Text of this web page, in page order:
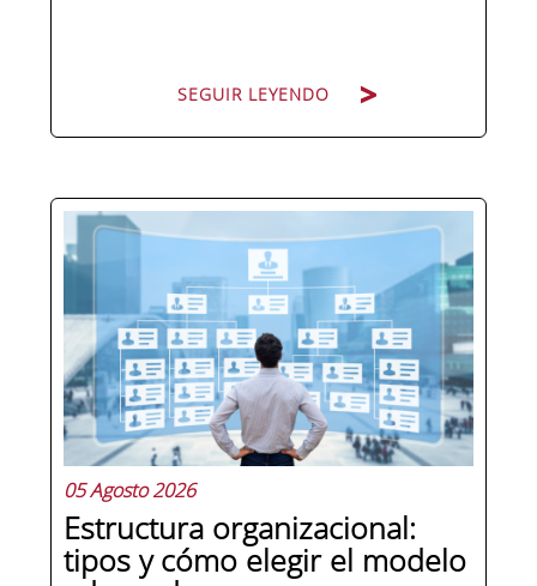
SEGUIR LEYENDO
Pocas figuras han ganado tanto peso
en la estructura corporativa española
en la última década como el
compliance officer. Desde que la
reforma del Código Penal extendió la
responsabilidad penal a las personas
jurídicas, las empresas de cualquier...
05 Agosto 2026
Estructura organizacional:
tipos y cómo elegir el modelo